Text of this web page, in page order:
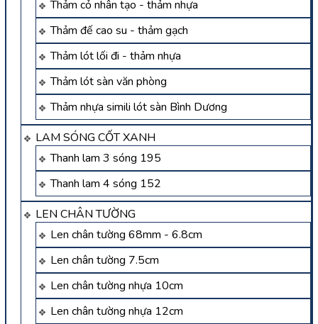
Thảm cỏ nhân tạo - thảm nhựa
Thảm đế cao su - thảm gạch
Thảm lót lối đi - thảm nhựa
Thảm lót sàn văn phòng
Thảm nhựa simili lót sàn Bình Dương
LAM SÓNG CỐT XANH
Thanh lam 3 sóng 195
Thanh lam 4 sóng 152
LEN CHÂN TƯỜNG
Len chân tường 68mm - 6.8cm
Len chân tường 7.5cm
Len chân tường nhựa 10cm
Len chân tường nhựa 12cm